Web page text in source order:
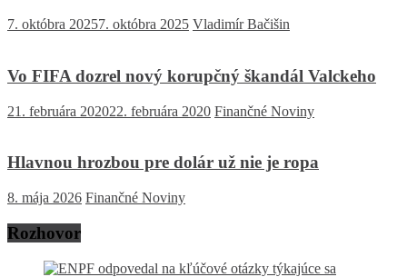
7. októbra 20257. októbra 2025 Vladimír Bačišin
Vo FIFA dozrel nový korupčný škandál Valckeho
21. februára 202022. februára 2020 Finančné Noviny
Hlavnou hrozbou pre dolár už nie je ropa
8. mája 2026 Finančné Noviny
Rozhovor